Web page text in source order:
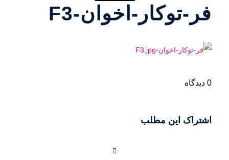
فر-توکار-اخوان-F3
0 دیدگاه
اشتراک این مطلب